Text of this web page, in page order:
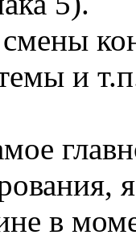
и
в